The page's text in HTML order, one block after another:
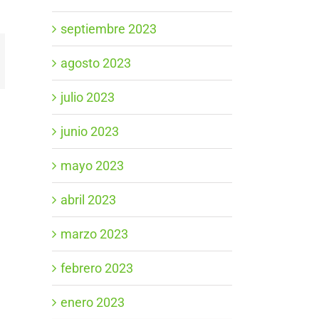
septiembre 2023
agosto 2023
julio 2023
junio 2023
mayo 2023
abril 2023
marzo 2023
febrero 2023
enero 2023